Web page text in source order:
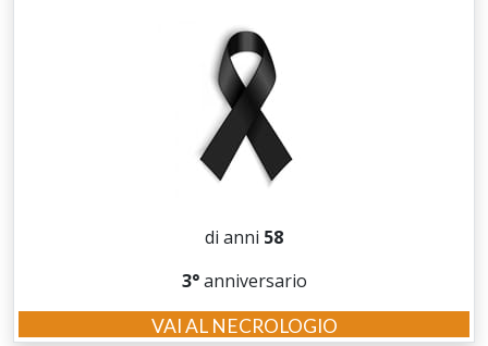
di anni 58
3°anniversario
VAI AL NECROLOGIO